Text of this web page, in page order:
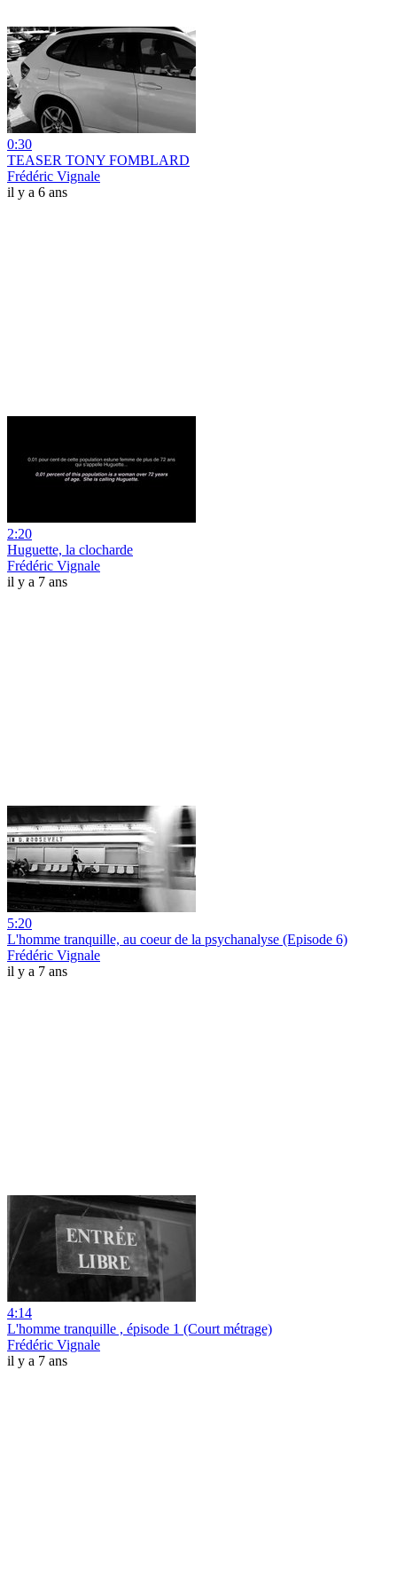
0:30
TEASER TONY FOMBLARD
Frédéric Vignale
il y a 6 ans
2:20
Huguette, la clocharde
Frédéric Vignale
il y a 7 ans
5:20
L'homme tranquille, au coeur de la psychanalyse (Episode 6)
Frédéric Vignale
il y a 7 ans
4:14
L'homme tranquille , épisode 1 (Court métrage)
Frédéric Vignale
il y a 7 ans